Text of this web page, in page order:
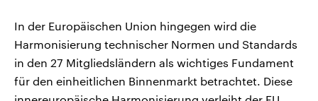
In der Europäischen Union hingegen wird die
Harmonisierung technischer Normen und Standards
in den 27 Mitgliedsländern als wichtiges Fundament
für den einheitlichen Binnenmarkt betrachtet. Diese